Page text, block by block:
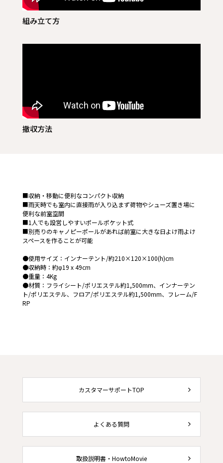
組み立て方
撤収方法
■収納・移動に便利なコンパクト収納
■雨天時でも室内に直接雨が入り込まず荷物やシューズ置き場に
便利な前室空間
■1人でも設営しやすいポールポケット式
■別売りのキャノピーポールがあれば前室に大きな日よけ雨よけ
スペースを作ることが可能
●使用サイズ：インナーテント/約210×120×100(h)cm
●収納時：約φ19 x 49cm
●重量：4Kg
●材質：フライシート/ポリエステル約1,500mm、インナーテン
ト/ポリエステル、フロア/ポリエステル約1,500mm、フレーム/F
RP
カスタマーサポートTOP
よくある質問
取扱説明書・HowtoMovie